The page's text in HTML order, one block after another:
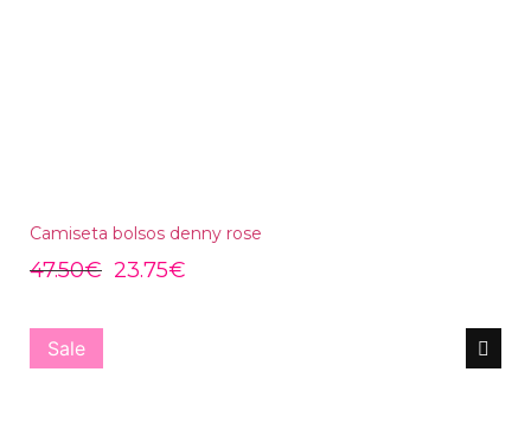
Camiseta bolsos denny rose
47.50€ 23.75€
Sale